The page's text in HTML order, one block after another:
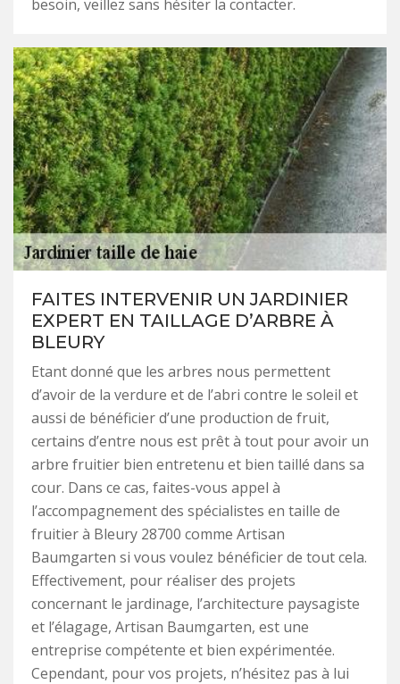
besoin, veillez sans hésiter la contacter.
FAITES INTERVENIR UN JARDINIER
EXPERT EN TAILLAGE D’ARBRE À
BLEURY
Etant donné que les arbres nous permettent
d’avoir de la verdure et de l’abri contre le soleil et
aussi de bénéficier d’une production de fruit,
certains d’entre nous est prêt à tout pour avoir un
arbre fruitier bien entretenu et bien taillé dans sa
cour. Dans ce cas, faites-vous appel à
l’accompagnement des spécialistes en taille de
fruitier à Bleury 28700 comme Artisan
Baumgarten si vous voulez bénéficier de tout cela.
Effectivement, pour réaliser des projets
concernant le jardinage, l’architecture paysagiste
et l’élagage, Artisan Baumgarten, est une
entreprise compétente et bien expérimentée.
Cependant, pour vos projets, n’hésitez pas à lui